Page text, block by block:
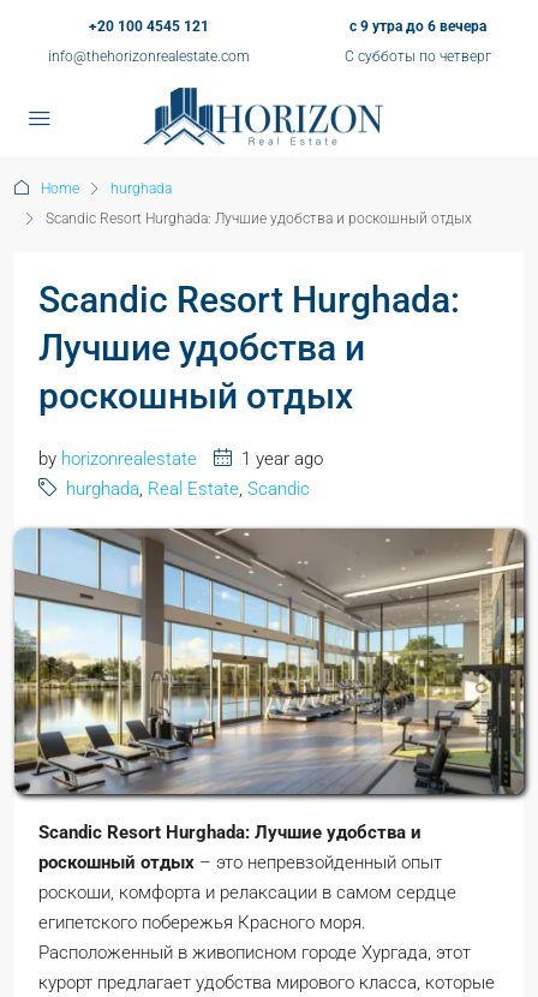
+20 100 4545 121
info@thehorizonrealestate.com
с 9 утра до 6 вечера
С субботы по четверг
Home
hurghada
Scandic Resort Hurghada: Лучшие удобства и роскошный отдых
Scandic Resort Hurghada:
Лучшие удобства и
роскошный отдых
by horizonrealestate
1 year ago
hurghada, Real Estate, Scandic
Scandic Resort Hurghada: Лучшие удобства и
роскошный отдых – это непревзойденный опыт
роскоши, комфорта и релаксации в самом сердце
египетского побережья Красного моря.
Расположенный в живописном городе Хургада, этот
курорт предлагает удобства мирового класса, которые